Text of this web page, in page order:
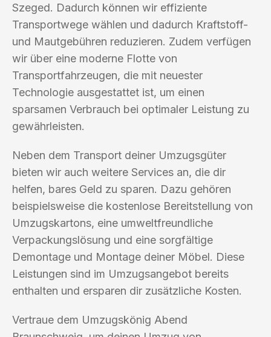
Szeged. Dadurch können wir effiziente
Transportwege wählen und dadurch Kraftstoff-
und Mautgebühren reduzieren. Zudem verfügen
wir über eine moderne Flotte von
Transportfahrzeugen, die mit neuester
Technologie ausgestattet ist, um einen
sparsamen Verbrauch bei optimaler Leistung zu
gewährleisten.
Neben dem Transport deiner Umzugsgüter
bieten wir auch weitere Services an, die dir
helfen, bares Geld zu sparen. Dazu gehören
beispielsweise die kostenlose Bereitstellung von
Umzugskartons, eine umweltfreundliche
Verpackungslösung und eine sorgfältige
Demontage und Montage deiner Möbel. Diese
Leistungen sind im Umzugsangebot bereits
enthalten und ersparen dir zusätzliche Kosten.
Vertraue dem Umzugskönig Abend